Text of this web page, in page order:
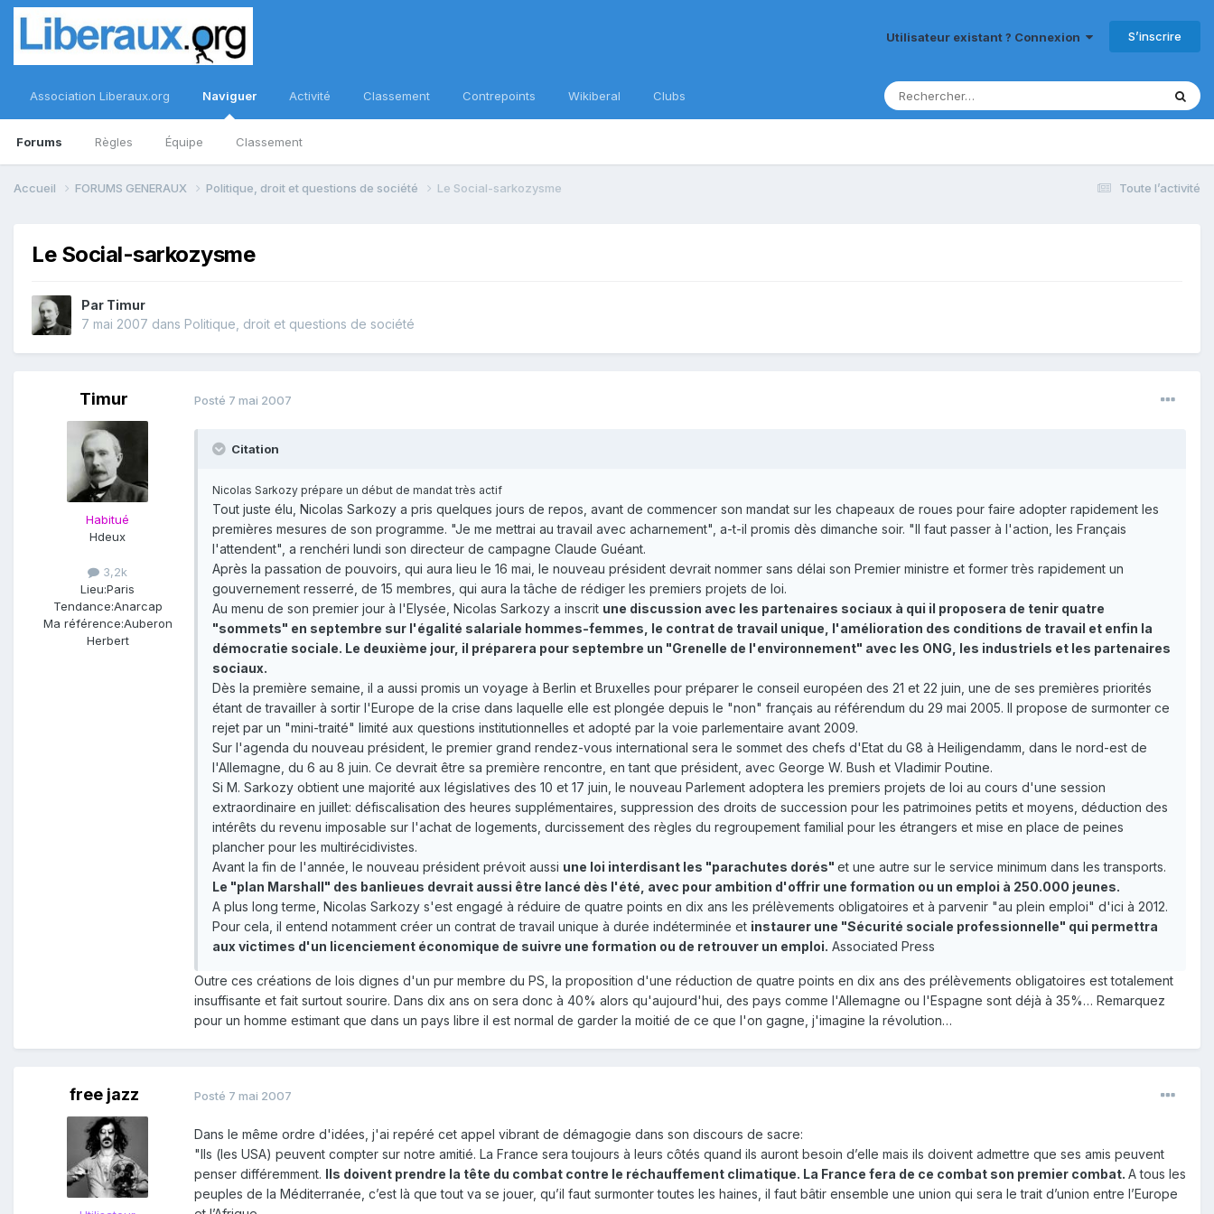
Utilisateur existant ? Connexion S’inscrire
Association Liberaux.org Naviguer
Forums Règles Équipe Classement
Activité Classement Contrepoints Wikiberal Clubs
Toute l’activité
Accueil FORUMS GENERAUX Politique, droit et questions de société Le Social-sarkozysme
Le Social-sarkozysme
Par Timur
7 mai 2007 dans Politique, droit et questions de société
Timur
Habitué
Hdeux
3,2k
Lieu:Paris
Tendance:Anarcap
Ma référence:Auberon
Herbert
Posté 7 mai 2007
Citation
Nicolas Sarkozy prépare un début de mandat très actif
Tout juste élu, Nicolas Sarkozy a pris quelques jours de repos, avant de commencer son mandat sur les chapeaux de roues pour faire adopter rapidement les
premières mesures de son programme. "Je me mettrai au travail avec acharnement", a-t-il promis dès dimanche soir. "Il faut passer à l'action, les Français
l'attendent", a renchéri lundi son directeur de campagne Claude Guéant.
Après la passation de pouvoirs, qui aura lieu le 16 mai, le nouveau président devrait nommer sans délai son Premier ministre et former très rapidement un
gouvernement resserré, de 15 membres, qui aura la tâche de rédiger les premiers projets de loi.
Au menu de son premier jour à l'Elysée, Nicolas Sarkozy a inscrit une discussion avec les partenaires sociaux à qui il proposera de tenir quatre
"sommets" en septembre sur l'égalité salariale hommes-femmes, le contrat de travail unique, l'amélioration des conditions de travail et enfin la
démocratie sociale. Le deuxième jour, il préparera pour septembre un "Grenelle de l'environnement" avec les ONG, les industriels et les partenaires
sociaux.
Dès la première semaine, il a aussi promis un voyage à Berlin et Bruxelles pour préparer le conseil européen des 21 et 22 juin, une de ses premières priorités
étant de travailler à sortir l'Europe de la crise dans laquelle elle est plongée depuis le "non" français au référendum du 29 mai 2005. Il propose de surmonter ce
rejet par un "mini-traité" limité aux questions institutionnelles et adopté par la voie parlementaire avant 2009.
Sur l'agenda du nouveau président, le premier grand rendez-vous international sera le sommet des chefs d'Etat du G8 à Heiligendamm, dans le nord-est de
l'Allemagne, du 6 au 8 juin. Ce devrait être sa première rencontre, en tant que président, avec George W. Bush et Vladimir Poutine.
Si M. Sarkozy obtient une majorité aux législatives des 10 et 17 juin, le nouveau Parlement adoptera les premiers projets de loi au cours d'une session
extraordinaire en juillet: défiscalisation des heures supplémentaires, suppression des droits de succession pour les patrimoines petits et moyens, déduction des
intérêts du revenu imposable sur l'achat de logements, durcissement des règles du regroupement familial pour les étrangers et mise en place de peines
plancher pour les multirécidivistes.
Avant la fin de l'année, le nouveau président prévoit aussi une loi interdisant les "parachutes dorés" et une autre sur le service minimum dans les transports.
Le "plan Marshall" des banlieues devrait aussi être lancé dès l'été, avec pour ambition d'offrir une formation ou un emploi à 250.000 jeunes.
A plus long terme, Nicolas Sarkozy s'est engagé à réduire de quatre points en dix ans les prélèvements obligatoires et à parvenir "au plein emploi" d'ici à 2012.
Pour cela, il entend notamment créer un contrat de travail unique à durée indéterminée et instaurer une "Sécurité sociale professionnelle" qui permettra
aux victimes d'un licenciement économique de suivre une formation ou de retrouver un emploi. Associated Press
Outre ces créations de lois dignes d'un pur membre du PS, la proposition d'une réduction de quatre points en dix ans des prélèvements obligatoires est totalement
insuffisante et fait surtout sourire. Dans dix ans on sera donc à 40% alors qu'aujourd'hui, des pays comme l'Allemagne ou l'Espagne sont déjà à 35%… Remarquez
pour un homme estimant que dans un pays libre il est normal de garder la moitié de ce que l'on gagne, j'imagine la révolution…
free jazz Posté 7 mai 2007
Dans le même ordre d'idées, j'ai repéré cet appel vibrant de démagogie dans son discours de sacre:
"Ils (les USA) peuvent compter sur notre amitié. La France sera toujours à leurs côtés quand ils auront besoin d’elle mais ils doivent admettre que ses amis peuvent
penser différemment. Ils doivent prendre la tête du combat contre le réchauffement climatique. La France fera de ce combat son premier combat. A tous les
peuples de la Méditerranée, c’est là que tout va se jouer, qu’il faut surmonter toutes les haines, il faut bâtir ensemble une union qui sera le trait d’union entre l’Europe